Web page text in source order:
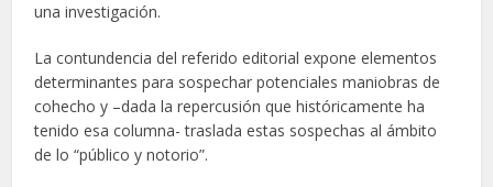
una investigación.
La contundencia del referido editorial expone elementos
determinantes para sospechar potenciales maniobras de
cohecho y –dada la repercusión que históricamente ha
tenido esa columna- traslada estas sospechas al ámbito
de lo “público y notorio”.